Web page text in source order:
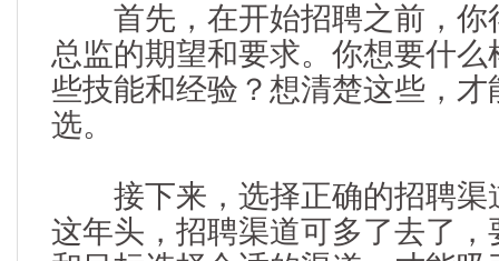
首先，在开始招聘之前，你
总监的期望和要求。你想要什
些技能和经验？想清楚这些，
选。
接下来，选择正确的招聘渠
这年头，招聘渠道可多了去了